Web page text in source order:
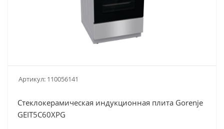
Артикул: 110056141
Стеклокерамическая индукционная плита Gorenje
GEIT5C60XPG